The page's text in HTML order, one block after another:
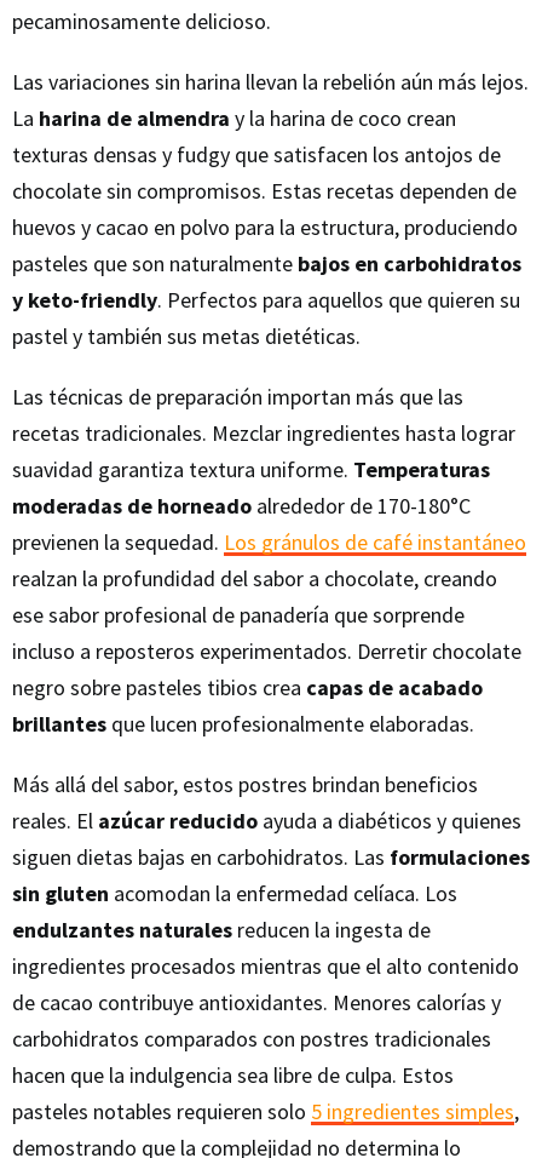
pecaminosamente delicioso.
Las variaciones sin harina llevan la rebelión aún más lejos.
La harina de almendra y la harina de coco crean
texturas densas y fudgy que satisfacen los antojos de
chocolate sin compromisos. Estas recetas dependen de
huevos y cacao en polvo para la estructura, produciendo
pasteles que son naturalmente bajos en carbohidratos
y keto-friendly. Perfectos para aquellos que quieren su
pastel y también sus metas dietéticas.
Las técnicas de preparación importan más que las
recetas tradicionales. Mezclar ingredientes hasta lograr
suavidad garantiza textura uniforme. Temperaturas
moderadas de horneado alrededor de 170-180°C
previenen la sequedad. Los gránulos de café instantáneo
realzan la profundidad del sabor a chocolate, creando
ese sabor profesional de panadería que sorprende
incluso a reposteros experimentados. Derretir chocolate
negro sobre pasteles tibios crea capas de acabado
brillantes que lucen profesionalmente elaboradas.
Más allá del sabor, estos postres brindan beneficios
reales. El azúcar reducido ayuda a diabéticos y quienes
siguen dietas bajas en carbohidratos. Las formulaciones
sin gluten acomodan la enfermedad celíaca. Los
endulzantes naturales reducen la ingesta de
ingredientes procesados mientras que el alto contenido
de cacao contribuye antioxidantes. Menores calorías y
carbohidratos comparados con postres tradicionales
hacen que la indulgencia sea libre de culpa. Estos
pasteles notables requieren solo 5 ingredientes simples,
demostrando que la complejidad no determina lo